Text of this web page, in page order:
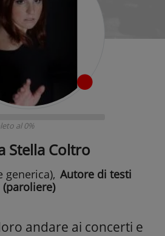
al 0%
Stella Coltro
generica), Autore di testi
(paroliere)
andare ai concerti e